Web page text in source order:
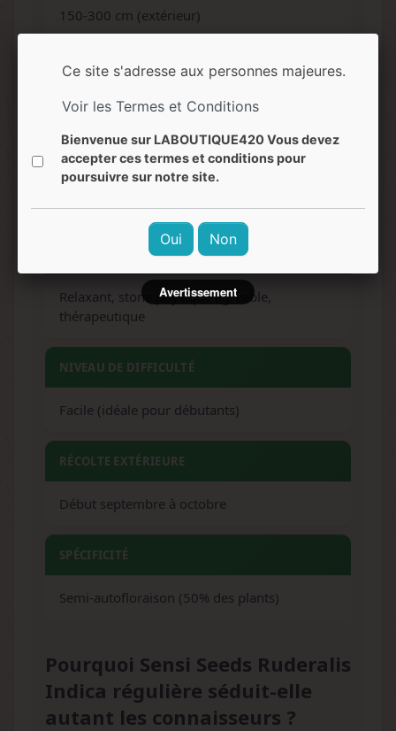
150-300 cm (extérieur)
ARÔMES
Terreux, fruité, épicé
SAVEURS
Relaxant, stone physique agréable,
thérapeutique
NIVEAU DE DIFFICULTÉ
Facile (idéale pour débutants)
RÉCOLTE EXTÉRIEURE
Début septembre à octobre
SPÉCIFICITÉ
Semi-autofloraison (50% des plants)
Pourquoi Sensi Seeds Ruderalis
Indica régulière séduit-elle
autant les connaisseurs ?
Ce site s'adresse aux personnes majeures.
Voir les Termes et Conditions
Bienvenue sur LABOUTIQUE420 Vous devez
accepter ces termes et conditions pour
poursuivre sur notre site.
Oui Non
Avertissement